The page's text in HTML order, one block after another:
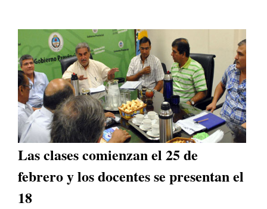
Las clases comienzan el 25 de
febrero y los docentes se presentan el
18